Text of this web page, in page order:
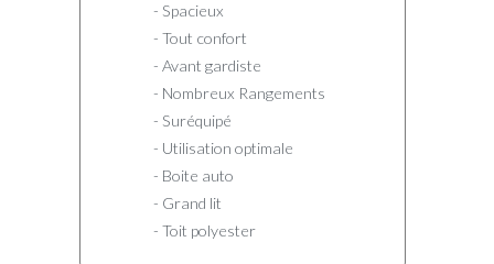
- Spacieux
- Tout confort
- Avant gardiste
- Nombreux Rangements
- Suréquipé
- Utilisation optimale
- Boite auto
- Grand lit
- Toit polyester